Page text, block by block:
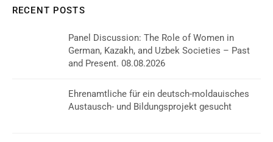
RECENT POSTS
Panel Discussion: The Role of Women in
German, Kazakh, and Uzbek Societies – Past
and Present. 08.08.2026
Ehrenamtliche für ein deutsch-moldauisches
Austausch- und Bildungsprojekt gesucht